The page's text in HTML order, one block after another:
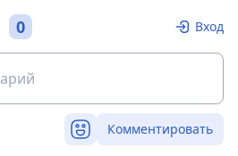
0 Вход
Комментировать